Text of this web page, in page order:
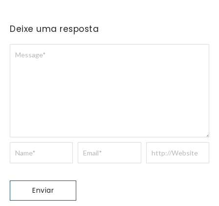
Deixe uma resposta